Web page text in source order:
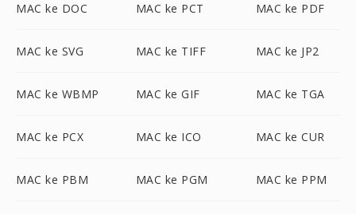
MAC ke DOC MAC ke PCT MAC ke PDF
MAC ke SVG MAC ke TIFF MAC ke JP2
MAC ke WBMP MAC ke GIF MAC ke TGA
MAC ke PCX MAC ke ICO MAC ke CUR
MAC ke PBM MAC ke PGM MAC ke PPM